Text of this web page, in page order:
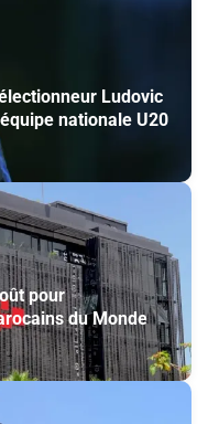
Ludovic
nationale U20
pour
du Monde